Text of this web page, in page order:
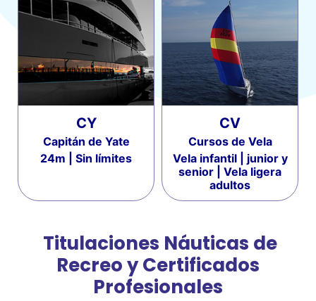
CY
Capitán de Yate
24m | Sin límites
CV
Cursos de Vela
Vela infantil | junior y
senior | Vela ligera
adultos
Titulaciones Náuticas de
Recreo y Certificados
Profesionales